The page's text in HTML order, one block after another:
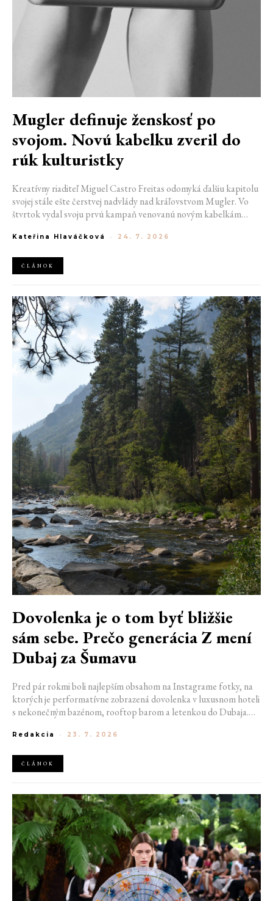
Mugler definuje ženskosť po
svojom. Novú kabelku zveril do
rúk kulturistky
Kreatívny riaditeľ Miguel Castro Freitas odomyká ďalšiu kapitolu
svojej stále ešte čerstvej nadvlády nad kráľovstvom Mugler. Vo
štvrtok vydal svoju prvú kampaň venovanú novým kabelkám
návrhár do módneho domu prišiel. Umne kombinuje výrazy
podobu ženskosti.
Kateřina Hlaváčková - 24. 7. 2026
ČLÁNOK
Dovolenka je o tom byť bližšie
sám sebe. Prečo generácia Z mení
Dubaj za Šumavu
Pred pár rokmi boli najlepším obsahom na Instagrame fotky, na
ktorých je performatívne zobrazená dovolenka v luxusnom hoteli
s nekonečným bazénom, rooftop barom a letenkou do Dubaja.
Jizerských horách. Ranné kúpanie v lome. Výlet vlakom na
kamarátmi pri ohni.
Redakcia - 23. 7. 2026
ČLÁNOK